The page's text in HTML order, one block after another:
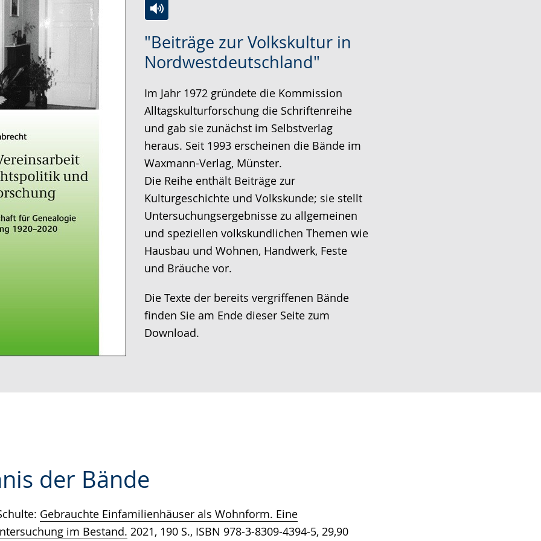
"Beiträge zur Volkskultur in
Nordwestdeutschland"
Leichten
Sprache
Audio-
Unterstützung.
Video
in
Gebärdensprache
wird
angezeigt.
Im Jahr 1972 gründete die Kommission
Alltagskulturforschung die Schriftenreihe
und gab sie zunächst im Selbstverlag
heraus. Seit 1993 erscheinen die Bände im
Waxmann-Verlag, Münster.
Die Reihe enthält Beiträge zur
Kulturgeschichte und Volkskunde; sie stellt
Untersuchungsergebnisse zu allgemeinen
und speziellen volkskundlichen Themen wie
Hausbau und Wohnen, Handwerk, Feste
und Bräuche vor.
Die Texte der bereits vergriffenen Bände
finden Sie am Ende dieser Seite zum
Download.
der Bände
Gebrauchte Einfamilienhäuser als Wohnform. Eine
im Bestand. 2021, 190 S., ISBN 978-3-8309-4394-5, 29,90